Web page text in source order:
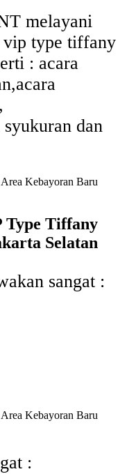
melayani
vip type tiffany
: acara
dan
Tiffany
Selatan
sangat :
: